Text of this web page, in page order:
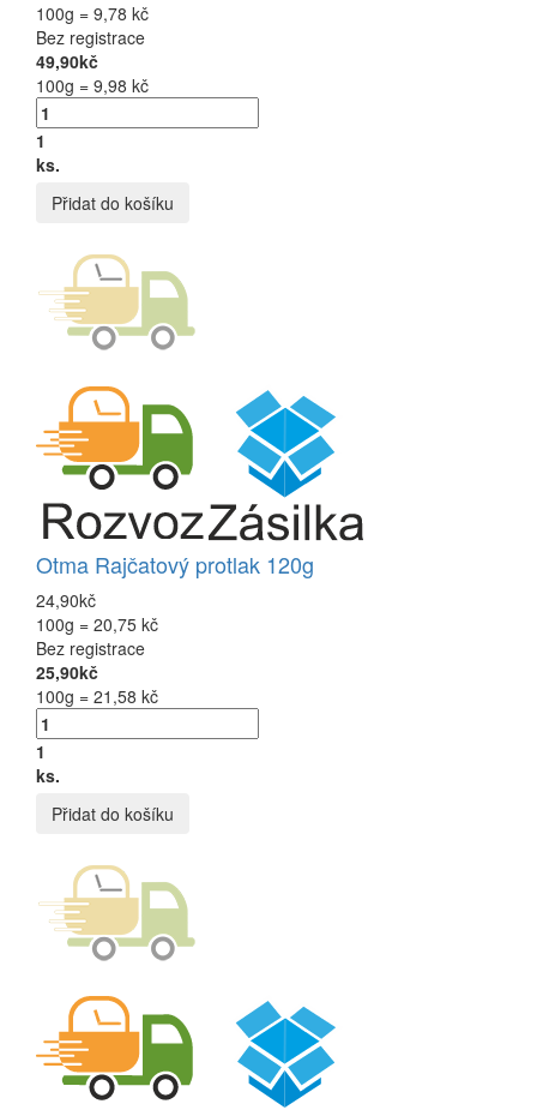
100g = 9,78 kč
Bez registrace
49,90kč
100g = 9,98 kč
1
ks.
Přidat do košíku
Otma Rajčatový protlak 120g
24,90kč
100g = 20,75 kč
Bez registrace
25,90kč
100g = 21,58 kč
1
ks.
Přidat do košíku